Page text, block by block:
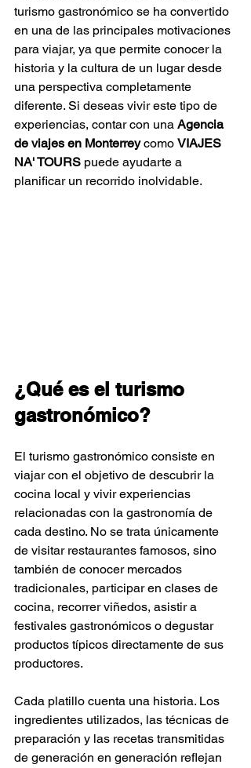
turismo gastronómico se ha convertido
en una de las principales motivaciones
para viajar, ya que permite conocer la
historia y la cultura de un lugar desde
una perspectiva completamente
diferente. Si deseas vivir este tipo de
experiencias, contar con una Agencia
de viajes en Monterrey como VIAJES
NA' TOURS puede ayudarte a
planificar un recorrido inolvidable.
¿Qué es el turismo
gastronómico?
El turismo gastronómico consiste en
viajar con el objetivo de descubrir la
cocina local y vivir experiencias
relacionadas con la gastronomía de
cada destino. No se trata únicamente
de visitar restaurantes famosos, sino
también de conocer mercados
tradicionales, participar en clases de
cocina, recorrer viñedos, asistir a
festivales gastronómicos o degustar
productos típicos directamente de sus
productores.
Cada platillo cuenta una historia. Los
ingredientes utilizados, las técnicas de
preparación y las recetas transmitidas
de generación en generación reflejan